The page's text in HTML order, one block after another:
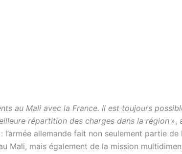
au Mali avec la France. Il est toujours
répartition des charges dans la région »,
l’armée allemande fait non seulement partie de
Mali, mais également de la mission